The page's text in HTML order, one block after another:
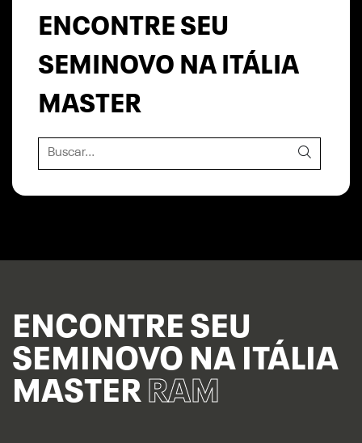
ENCONTRE SEU
SEMINOVO NA ITÁLIA
MASTER
ENCONTRE SEU
SEMINOVO NA ITÁLIA
MASTER RAM